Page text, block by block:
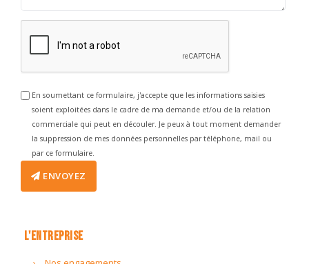
En soumettant ce formulaire, j'accepte que les informations saisies
soient exploitées dans le cadre de ma demande et/ou de la relation
commerciale qui peut en découler. Je peux à tout moment demander
la suppression de mes données personnelles par téléphone, mail ou
par ce formulaire.
ENVOYEZ
L'ENTREPRISE